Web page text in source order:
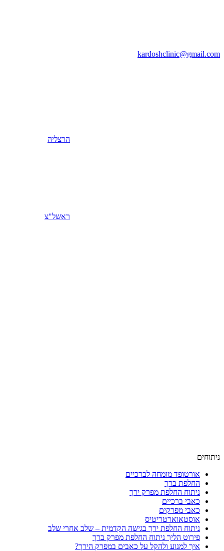
kardoshclinic@gmail.com
הרצליה
ראשל"צ
ניתוחים
אורטופד מומחה לברכיים
החלפת ברך
ניתוח החלפת מפרק ירך
כאבי ברכיים
כאבי מפרקים
אוסטאוארטריטיס
ניתוח החלפת ירך בגישה הקדמית – שלב אחרי שלב
פירוט הליך ניתוח החלפת מפרק ברך
איך למנוע ולהקל על כאבים במפרק הירך?